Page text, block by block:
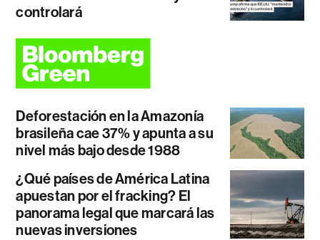
controlará
Deforestación en la Amazonía
brasileña cae 37% y apunta a su
nivel más bajo desde 1988
¿Qué países de América Latina
apuestan por el fracking? El
panorama legal que marcará las
nuevas inversiones